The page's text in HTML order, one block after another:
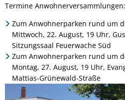
Termine Anwohnerversammlungen:
Zum Anwohnerparken rund um
Mittwoch, 22. August, 19 Uhr,
Sitzungssaal Feuerwache Süd
Zum Anwohnerparken rund um
Montag, 27. August, 19 Uhr,
Mattias-Grünewald-Straße